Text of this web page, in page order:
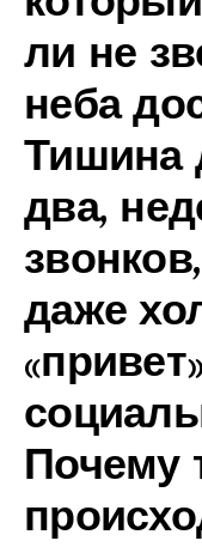
ли не
неба
Тишина
два,
даже
Почему